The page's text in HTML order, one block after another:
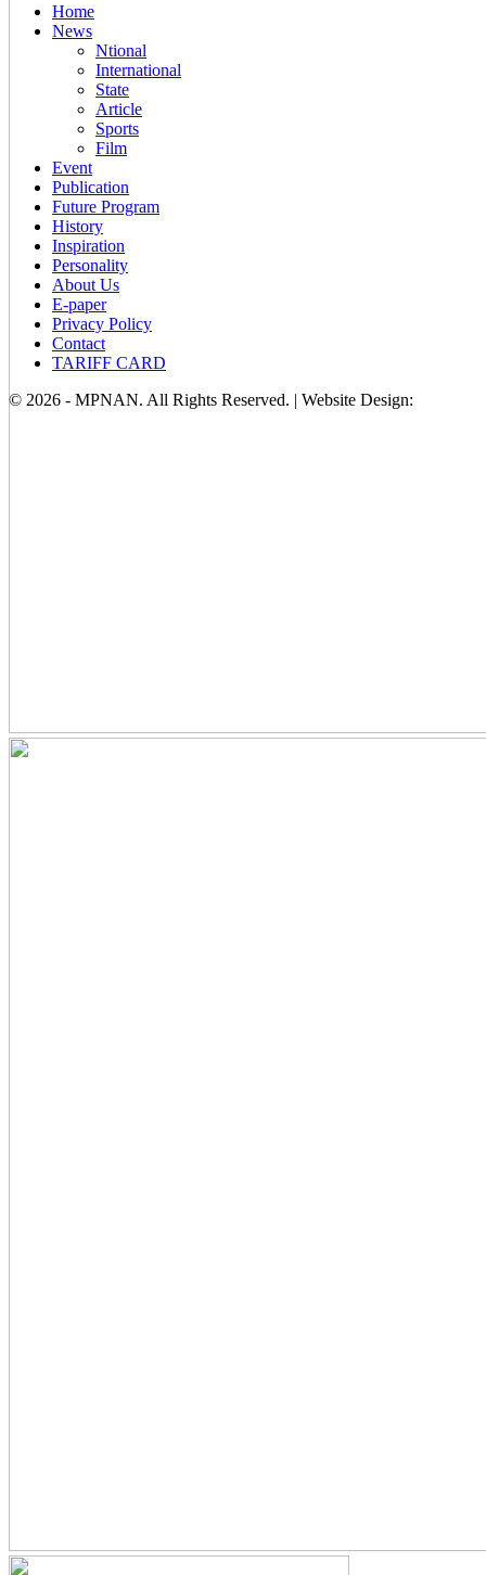
Home
News
Ntional
International
State
Article
Sports
Film
Event
Publication
Future Program
History
Inspiration
Personality
About Us
E-paper
Privacy Policy
Contact
TARIFF CARD
© 2026 - MPNAN. All Rights Reserved. | Website Design: